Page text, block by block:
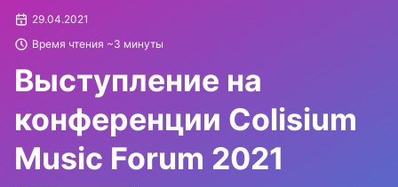
29.04.2021
Время чтения ~3 минуты
Выступление на
конференции Colisium
Music Forum 2021